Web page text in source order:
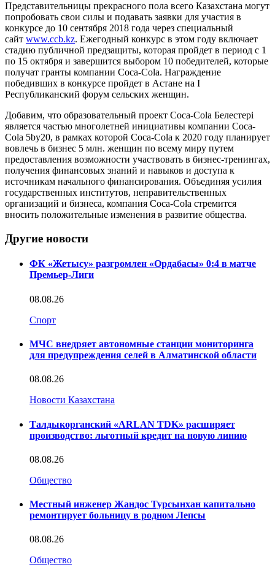
Представительницы прекрасного пола всего Казахстана могут
попробовать свои силы и подавать заявки для участия в
конкурсе до 10 сентября 2018 года через специальный
сайт www.ccb.kz. Ежегодный конкурс в этом году включает
стадию публичной предзащиты, которая пройдет в период с 1
по 15 октября и завершится выбором 10 победителей, которые
получат гранты компании Coca-Cola. Награждение
победивших в конкурсе пройдет в Астане на I
Республиканский форум сельских женщин.
Добавим, что образовательный проект Coca-Cola Белестері
является частью многолетней инициативы компании Coca-
Cola 5by20, в рамках которой Coca-Cola к 2020 году планирует
вовлечь в бизнес 5 млн. женщин по всему миру путем
предоставления возможности участвовать в бизнес-тренингах,
получения финансовых знаний и навыков и доступа к
источникам начального финансирования. Объединяя усилия
государственных институтов, неправительственных
организаций и бизнеса, компания Coca-Cola стремится
вносить положительные изменения в развитие общества.
Другие новости
ФК «Жетысу» разгромлен «Ордабасы» 0:4 в матче
Премьер-Лиги
08.08.26
Спорт
МЧС внедряет автономные станции мониторинга
для предупреждения селей в Алматинской области
08.08.26
Новости Казахстана
Талдыкорганский «ARLAN TDK» расширяет
производство: льготный кредит на новую линию
08.08.26
Общество
Местный инженер Жандос Турсынхан капитально
ремонтирует больницу в родном Лепсы
08.08.26
Общество